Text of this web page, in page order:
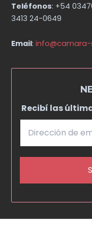
Teléfonos: +54
3413 24-0649
Email:info@camara-
Recibí las